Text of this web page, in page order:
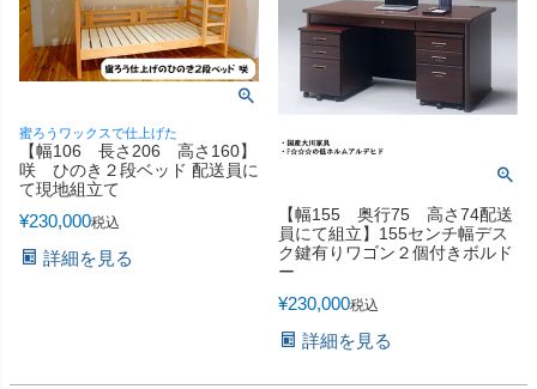
蜜ろうワックスで仕上げた
【幅106 長さ206 高さ160】
咲 ひのき２段ベッド 配送員に
て現地組立て
¥230,000税込
詳細を見る
【幅155 奥行75 高さ74配送
員にて組立】155センチ幅デス
ク鍵有りワゴン２個付きボルド
ー
¥230,000税込
詳細を見る